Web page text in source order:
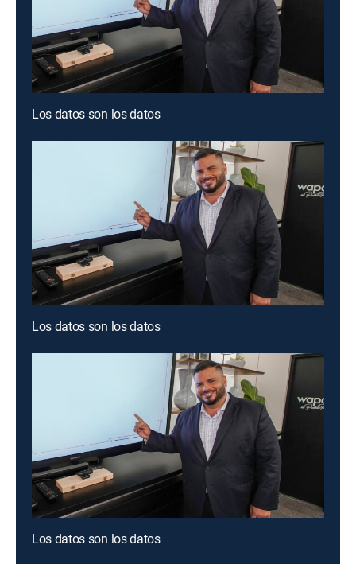
Los datos son los datos
Los datos son los datos
Los datos son los datos